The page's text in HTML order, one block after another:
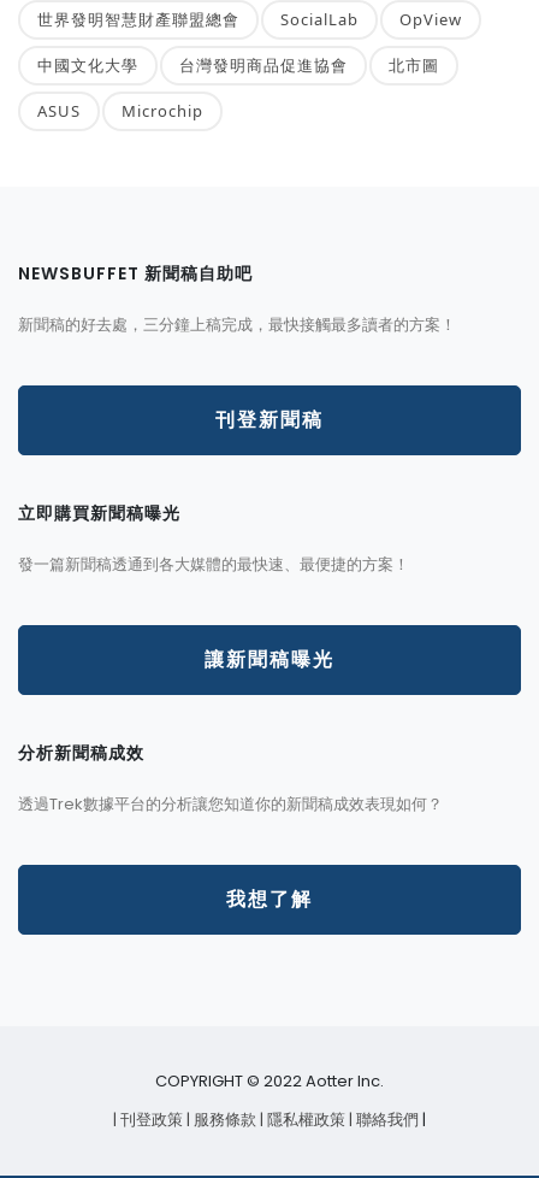
世界發明智慧財產聯盟總會 SocialLab OpView
中國文化大學 台灣發明商品促進協會 北市圖
ASUS Microchip
NEWSBUFFET 新聞稿自助吧
新聞稿的好去處，三分鐘上稿完成，最快接觸最多讀者的方案！
刊登新聞稿
立即購買新聞稿曝光
發一篇新聞稿透通到各大媒體的最快速、最便捷的方案！
讓新聞稿曝光
分析新聞稿成效
透過Trek數據平台的分析讓您知道你的新聞稿成效表現如何？
我想了解
COPYRIGHT © 2022 Aotter Inc.
| 刊登政策| 服務條款 | 隱私權政策| 聯絡我們 |